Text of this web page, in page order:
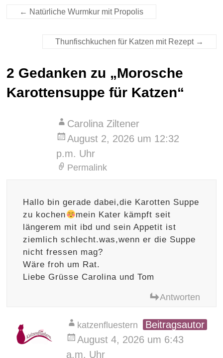
← Natürliche Wurmkur mit Propolis
Thunfischkuchen für Katzen mit Rezept →
2 Gedanken zu „Morosche
Karottensuppe für Katzen“
Carolina Ziltener
August 2, 2026 um 12:32
p.m. Uhr
Permalink
Hallo bin gerade dabei,die Karotten Suppe
zu kochen
mein Kater kämpft seit
längerem mit ibd und sein Appetit ist
ziemlich schlecht.was,wenn er die Suppe
nicht fressen mag?
Wäre froh um Rat.
Liebe Grüsse Carolina und Tom
Antworten
katzenfluestern
Beitragsautor
August 4, 2026 um 6:43
a.m. Uhr